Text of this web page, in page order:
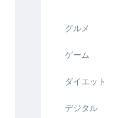
グルメ
ゲーム
ダイエット
デジタル